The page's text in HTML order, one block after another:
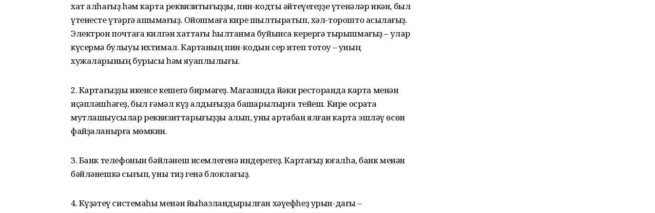
хат алһағыҙ һәм карта реквизитығыҙҙы, пин-кодты әйтеүегеҙҙе үтенәләр икән, был
үтенесте үтәргә ашыҡмағыҙ. Ойошмаға кире шылтыратып, хәл-торошто асыҡлағыҙ.
Электрон почтаға килгән хаттағы һылтанма буйынса керергә тырышмағыҙ – улар
күсермә булыуы ихтимал. Картаның пин-кодын сер итеп тотоу – уның
хужаларының бурысы һәм яуаплылығы.
2. Картағыҙҙы икенсе кешегә бирмәгеҙ. Магазинда йәки ресторанда карта менән
иҫәпләшһәгеҙ, был ғәмәл күҙ алдығыҙҙа башҡарылырға тейеш. Кире осраҡта
мутлашыусылар реквизиттарығыҙҙы алып, уны артабан ялған карта эшләү өсөн
файҙаланырға мөмкин.
3. Банк телефонын бәйләнеш исемлегенә индерегеҙ. Картағыҙ юғалһа, банк менән
бәйләнешкә сығып, уны тиҙ генә блоклағыҙ.
4. Күҙәтеү системаһы менән йыһазландырылған хәүефһеҙ урын-дағы –